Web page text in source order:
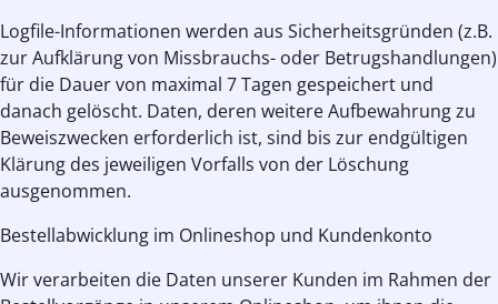
Logfile-Informationen werden aus Sicherheitsgründen (z.B.
zur Aufklärung von Missbrauchs- oder Betrugshandlungen)
für die Dauer von maximal 7 Tagen gespeichert und
danach gelöscht. Daten, deren weitere Aufbewahrung zu
Beweiszwecken erforderlich ist, sind bis zur endgültigen
Klärung des jeweiligen Vorfalls von der Löschung
ausgenommen.
Bestellabwicklung im Onlineshop und Kundenkonto
Wir verarbeiten die Daten unserer Kunden im Rahmen der